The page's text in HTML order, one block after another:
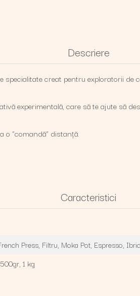
Descriere
specialitate creat pentru exploratorii de
experimentală, care să te ajute să
o ”comandă” distanță.
Caracteristici
Press, Filtru, Moka Pot, Espresso, Ibric
500gr, 1 kg